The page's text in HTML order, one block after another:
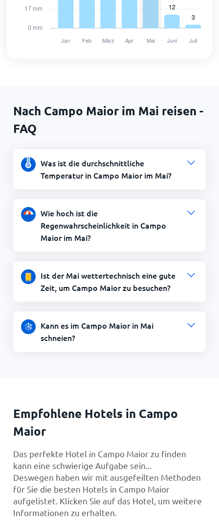
Nach Campo Maior im Mai reisen -
FAQ
Was ist die durchschnittliche
Temperatur in Campo Maior im Mai?
Wie hoch ist die
Regenwahrscheinlichkeit in Campo
Maior im Mai?
Ist der Mai wettertechnisch eine gute
Zeit, um Campo Maior zu besuchen?
Kann es im Campo Maior in Mai
schneien?
Empfohlene Hotels in Campo
Maior
Das perfekte Hotel in Campo Maior zu finden
kann eine schwierige Aufgabe sein...
Deswegen haben wir mit ausgefeilten Methoden
für Sie die besten Hotels in Campo Maior
aufgelistet. Klicken Sie auf das Hotel, um weitere
Informationen zu erhalten.